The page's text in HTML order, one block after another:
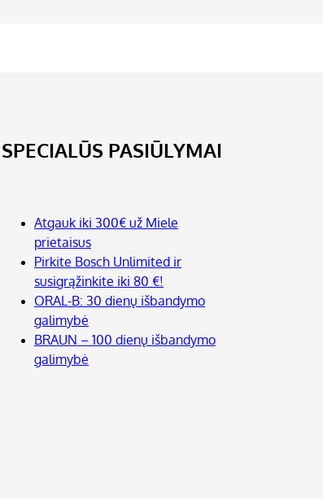
SPECIALŪS PASIŪLYMAI
Atgauk iki 300€ už Miele
prietaisus
Pirkite Bosch Unlimited ir
susigrąžinkite iki 80 €!
ORAL-B: 30 dienų išbandymo
galimybė
BRAUN – 100 dienų išbandymo
galimybė